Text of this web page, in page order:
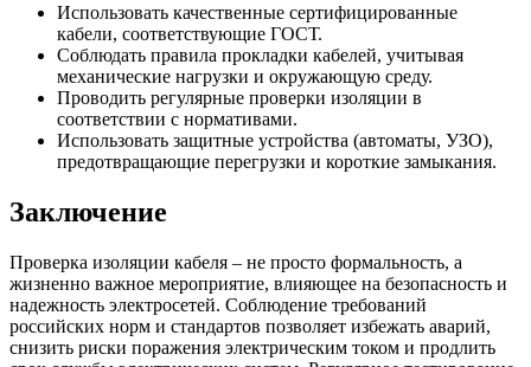
Использовать качественные сертифицированные
кабели, соответствующие ГОСТ.
Соблюдать правила прокладки кабелей, учитывая
механические нагрузки и окружающую среду.
Проводить регулярные проверки изоляции в
соответствии с нормативами.
Использовать защитные устройства (автоматы, УЗО),
предотвращающие перегрузки и короткие замыкания.
Заключение
Проверка изоляции кабеля – не просто формальность, а
жизненно важное мероприятие, влияющее на безопасность и
надежность электросетей. Соблюдение требований
российских норм и стандартов позволяет избежать аварий,
снизить риски поражения электрическим током и продлить